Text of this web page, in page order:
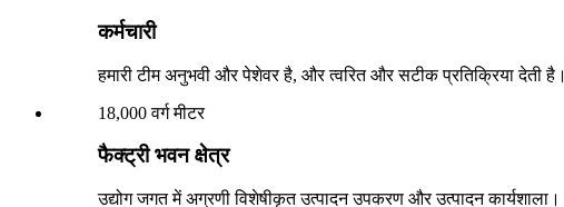
कर्मचारी
हमारी टीम अनुभवी और पेशेवर है, और त्वरित और सटीक प्रतिक्रिया देती है।
18,000 वर्ग मीटर
फैक्ट्री भवन क्षेत्र
उद्योग जगत में अग्रणी विशेषीकृत उत्पादन उपकरण और उत्पादन कार्यशाला।